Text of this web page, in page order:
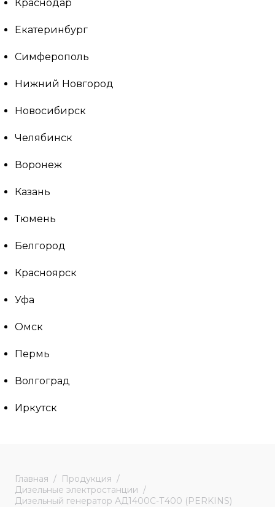
Краснодар
Екатеринбург
Симферополь
Нижний Новгород
Новосибирск
Челябинск
Воронеж
Казань
Тюмень
Белгород
Красноярск
Уфа
Омск
Пермь
Волгоград
Иркутск
Главная
Продукция
Дизельные электростанции
Дизельный генератор АД1400С-Т400 (PERKINS)